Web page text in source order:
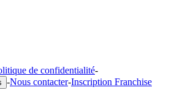
de confidentialité-
-Nous contacter-Inscription Franchise